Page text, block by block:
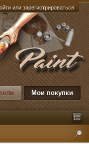
или зарегистрироваться
Мои покупки